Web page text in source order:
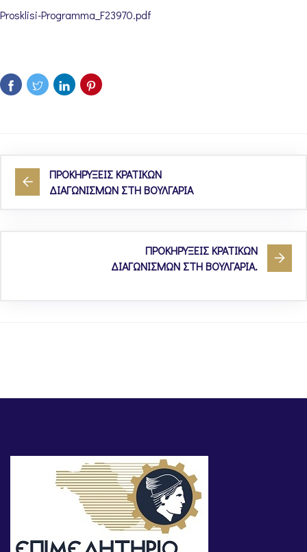
Prosklisi-Programma_F23970.pdf
ΠΡΟΚΗΡΥΞΕΙΣ ΚΡΑΤΙΚΩΝ
ΔΙΑΓΩΝΙΣΜΩΝ ΣΤΗ ΒΟΥΛΓΑΡΙΑ
ΠΡΟΚΗΡΥΞΕΙΣ ΚΡΑΤΙΚΩΝ
ΔΙΑΓΩΝΙΣΜΩΝ ΣΤΗ ΒΟΥΛΓΑΡΙΑ.